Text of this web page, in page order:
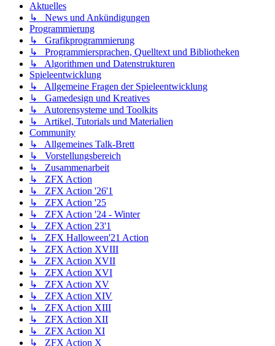
Aktuelles
↳ News und Ankündigungen
Programmierung
↳ Grafikprogrammierung
↳ Programmiersprachen, Quelltext und Bibliotheken
↳ Algorithmen und Datenstrukturen
Spieleentwicklung
↳ Allgemeine Fragen der Spieleentwicklung
↳ Gamedesign und Kreatives
↳ Autorensysteme und Toolkits
↳ Artikel, Tutorials und Materialien
Community
↳ Allgemeines Talk-Brett
↳ Vorstellungsbereich
↳ Zusammenarbeit
↳ ZFX Action
↳ ZFX Action '26'1
↳ ZFX Action '25
↳ ZFX Action '24 - Winter
↳ ZFX Action 23'1
↳ ZFX Halloween'21 Action
↳ ZFX Action XVIII
↳ ZFX Action XVII
↳ ZFX Action XVI
↳ ZFX Action XV
↳ ZFX Action XIV
↳ ZFX Action XIII
↳ ZFX Action XII
↳ ZFX Action XI
↳ ZFX Action X